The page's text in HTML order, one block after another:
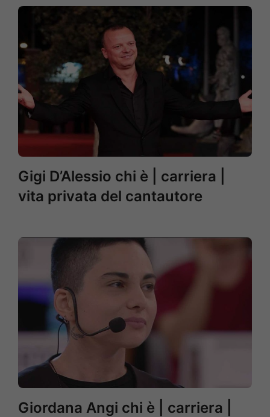
Gigi D’Alessio chi è | carriera |
vita privata del cantautore
Giordana Angi chi è | carriera |